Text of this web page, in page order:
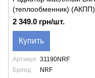
(теплообменник) (АКПП)
2 349.0 грн/шт.
Купить
Артикул
31190NRF
Бренд
NRF